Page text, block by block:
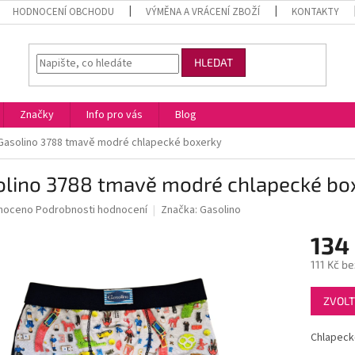
HODNOCENÍ OBCHODU VÝMĚNA A VRÁCENÍ ZBOŽÍ KONTAKTY
HLEDAT
Značky Info pro vás
Blog
3788 tmavě modré chlapecké boxerky
3788 tmavě modré chlapecké
Podrobnosti hodnocení Značka: Gasolino
134
111 Kč
Měrná
cena: